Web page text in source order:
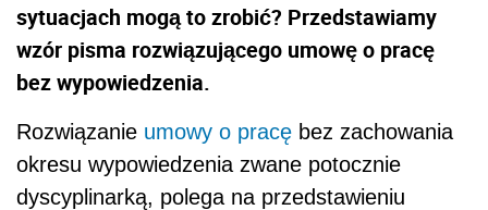
sytuacjach mogą to zrobić? Przedstawiamy
wzór pisma rozwiązującego umowę o pracę
bez wypowiedzenia.
Rozwiązanie umowy o pracę bez zachowania
okresu wypowiedzenia zwane potocznie
dyscyplinarką, polega na przedstawieniu